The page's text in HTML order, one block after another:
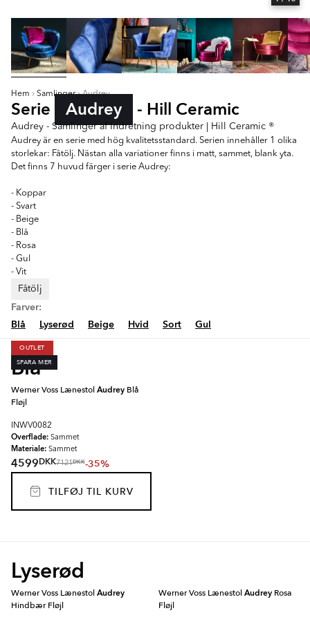
Hem Samlinger Audrey
Serie Audrey - Hill Ceramic
Audrey - Samlinger af Indretning produkter | Hill Ceramic ®
Audrey är en serie med hög kvalitetsstandard. Serien innehåller 1 olika
storlekar: Fåtölj. Nästan alla variationer finns i matt, sammet, blank yta.
Det finns 7 huvud färger i serie Audrey:
- Koppar
- Svart
- Beige
- Blå
- Rosa
- Gul
- Vit
Fåtölj
Farver:
Blå
Lyserød Beige Hvid Sort Gul
Blå
OUTLET
SPARA MER
Werner Voss LænestolAudrey Blå
Fløjl
INWV0082
Overflade: Sammet
Materiale: Sammet
4599DKK7121DKK-35%
TILFØJ TIL KURV
Lyserød
Werner Voss LænestolAudrey
Hindbær Fløjl
Werner Voss LænestolAudrey Rosa
Fløjl